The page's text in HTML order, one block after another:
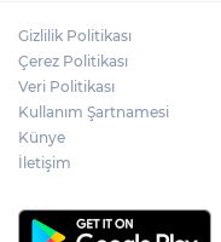
Gizlilik Politikası
Çerez Politikası
Veri Politikası
Kullanım Şartnamesi
Künye
İletişim